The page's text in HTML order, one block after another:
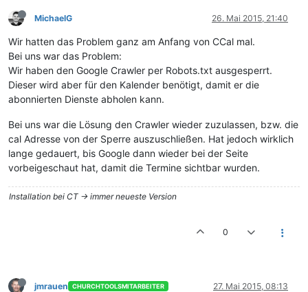
MichaelG 26. Mai 2015, 21:40
Wir hatten das Problem ganz am Anfang von CCal mal.
Bei uns war das Problem:
Wir haben den Google Crawler per Robots.txt ausgesperrt.
Dieser wird aber für den Kalender benötigt, damit er die
abonnierten Dienste abholen kann.
Bei uns war die Lösung den Crawler wieder zuzulassen, bzw. die
cal Adresse von der Sperre auszuschließen. Hat jedoch wirklich
lange gedauert, bis Google dann wieder bei der Seite
vorbeigeschaut hat, damit die Termine sichtbar wurden.
Installation bei CT -> immer neueste Version
0
jmrauen CHURCHTOOLSMITARBEITER 27. Mai 2015, 08:13